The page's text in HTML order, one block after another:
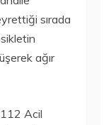
sırada
ağır
Acil